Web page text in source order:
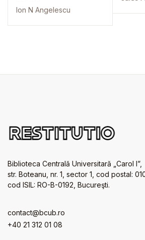
Ion N Angelescu
Biblioteca Centrală Universitară „Carol I”,
str. Boteanu, nr. 1, sector 1, cod postal:
cod ISIL: RO-B-0192, Bucureşti.
contact@bcub.ro
+40 21 312 01 08